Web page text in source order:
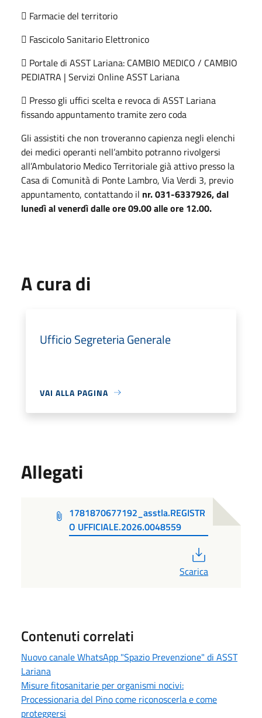
 Farmacie del territorio
 Fascicolo Sanitario Elettronico
 Portale di ASST Lariana: CAMBIO MEDICO / CAMBIO
PEDIATRA | Servizi Online ASST Lariana
 Presso gli uffici scelta e revoca di ASST Lariana
fissando appuntamento tramite zero coda
Gli assistiti che non troveranno capienza negli elenchi
dei medici operanti nell’ambito potranno rivolgersi
all’Ambulatorio Medico Territoriale già attivo presso la
Casa di Comunità di Ponte Lambro, Via Verdi 3, previo
appuntamento, contattando il nr.031-6337926,dal
lunedì al venerdì dalle ore 09.00 alle ore 12.00.
A cura di
Ufficio Segreteria Generale
VAI ALLA PAGINA
Allegati
1781870677192_asstla.REGISTR
O UFFICIALE.2026.0048559
Scarica
Contenuti correlati
Nuovo canale WhatsApp "Spazio Prevenzione" di ASST
Lariana
Misure fitosanitarie per organismi nocivi:
Processionaria del Pino come riconoscerla e come
proteggersi